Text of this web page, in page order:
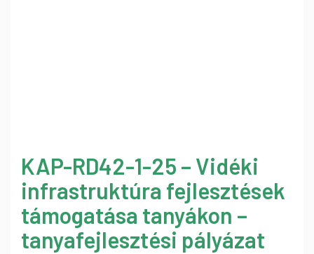
KAP-RD42-1-25 – Vidéki
infrastruktúra fejlesztések
támogatása tanyákon –
tanyafejlesztési pályázat